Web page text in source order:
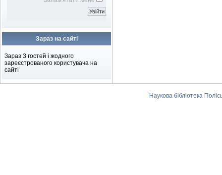
Зараз на сайті
Зараз 3 гостей і жодного
зареєстрованого користувача на
сайті
Наукова бібліотека